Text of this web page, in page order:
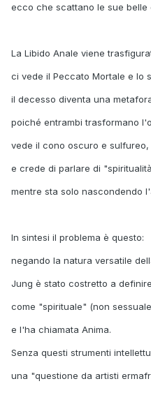
ecco che scattano le sue belle
La Libido Anale viene
ci vede il Peccato Mortale e lo
il decesso diventa una
poiché entrambi trasformano
vede il cono oscuro e sulfureo,
e crede di parlare di
mentre sta solo nascondendo
In sintesi il problema è questo:
negando la natura versatile
Jung è stato costretto a
come "spirituale" (non
e l'ha chiamata Anima.
Senza questi strumenti
una "questione da artisti